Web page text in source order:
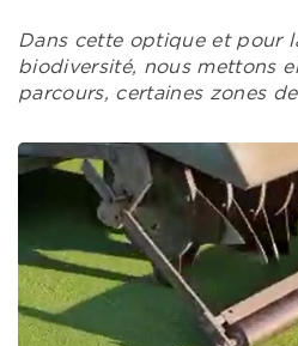
Dans cette optique et pour
biodiversité, nous mettons
parcours, certaines zones